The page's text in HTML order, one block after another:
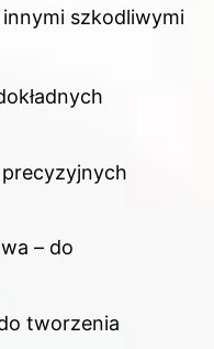
szkodliwymi
– do
tworzenia